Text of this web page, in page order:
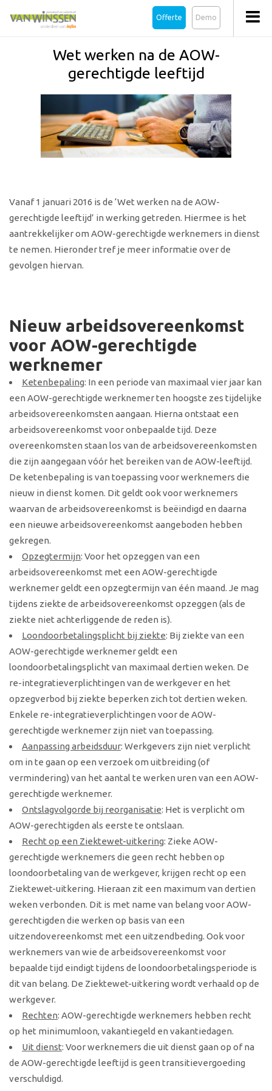
Demo
Offerte
Wet werken na de AOW-
gerechtigde leeftijd
Vanaf 1 januari 2016 is de ‘Wet werken na de AOW-
gerechtigde leeftijd’ in werking getreden. Hiermee is het
aantrekkelijker om AOW-gerechtigde werknemers in dienst
te nemen. Hieronder tref je meer informatie over de
gevolgen hiervan.
Nieuw arbeidsovereenkomst
voor AOW-gerechtigde
werknemer
Ketenbepaling: In een periode van maximaal vier jaar kan
een AOW-gerechtigde werknemer ten hoogste zes tijdelijke
arbeidsovereenkomsten aangaan. Hierna ontstaat een
arbeidsovereenkomst voor onbepaalde tijd. Deze
overeenkomsten staan los van de arbeidsovereenkomsten
die zijn aangegaan vóór het bereiken van de AOW-leeftijd.
De ketenbepaling is van toepassing voor werknemers die
nieuw in dienst komen. Dit geldt ook voor werknemers
waarvan de arbeidsovereenkomst is beëindigd en daarna
een nieuwe arbeidsovereenkomst aangeboden hebben
gekregen.
Opzegtermijn: Voor het opzeggen van een
arbeidsovereenkomst met een AOW-gerechtigde
werknemer geldt een opzegtermijn van één maand. Je mag
tijdens ziekte de arbeidsovereenkomst opzeggen (als de
ziekte niet achterliggende de reden is).
Loondoorbetalingsplicht bij ziekte: Bij ziekte van een
AOW-gerechtigde werknemer geldt een
loondoorbetalingsplicht van maximaal dertien weken. De
re-integratieverplichtingen van de werkgever en het
opzegverbod bij ziekte beperken zich tot dertien weken.
Enkele re-integratieverplichtingen voor de AOW-
gerechtigde werknemer zijn niet van toepassing.
Aanpassing arbeidsduur: Werkgevers zijn niet verplicht
om in te gaan op een verzoek om uitbreiding (of
vermindering) van het aantal te werken uren van een AOW-
gerechtigde werknemer.
Ontslagvolgorde bij reorganisatie: Het is verplicht om
AOW-gerechtigden als eerste te ontslaan.
Recht op een Ziektewet-uitkering: Zieke AOW-
gerechtigde werknemers die geen recht hebben op
loondoorbetaling van de werkgever, krijgen recht op een
Ziektewet-uitkering. Hieraan zit een maximum van dertien
weken verbonden. Dit is met name van belang voor AOW-
gerechtigden die werken op basis van een
uitzendovereenkomst met een uitzendbeding. Ook voor
werknemers van wie de arbeidsovereenkomst voor
bepaalde tijd eindigt tijdens de loondoorbetalingsperiode is
dit van belang. De Ziektewet-uitkering wordt verhaald op de
werkgever.
Rechten: AOW-gerechtigde werknemers hebben recht
op het minimumloon, vakantiegeld en vakantiedagen.
Uit dienst: Voor werknemers die uit dienst gaan op of na
de AOW-gerechtigde leeftijd is geen transitievergoeding
verschuldigd.